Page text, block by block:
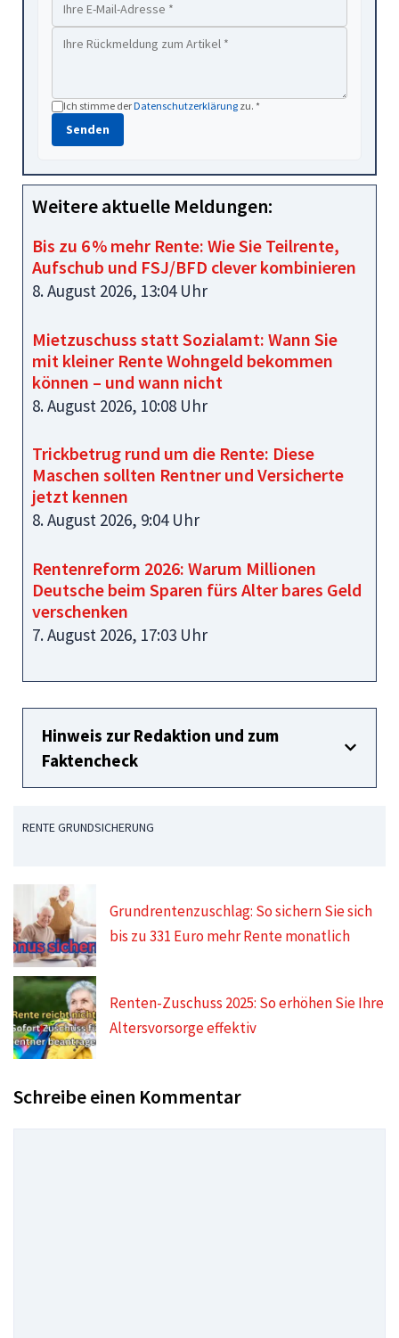
Ich stimme derDatenschutzerklärung zu. *
Senden
Weitere aktuelle Meldungen:
Bis zu 6 % mehr Rente: Wie Sie Teilrente,
Aufschub und FSJ/BFD clever kombinieren
8. August 2026, 13:04 Uhr
Mietzuschuss statt Sozialamt: Wann Sie
mit kleiner Rente Wohngeld bekommen
können – und wann nicht
8. August 2026, 10:08 Uhr
Trickbetrug rund um die Rente: Diese
Maschen sollten Rentner und Versicherte
jetzt kennen
8. August 2026, 9:04 Uhr
Rentenreform 2026: Warum Millionen
Deutsche beim Sparen fürs Alter bares Geld
verschenken
7. August 2026, 17:03 Uhr
Hinweis zur Redaktion und zum
Faktencheck
RENTE GRUNDSICHERUNG
Grundrentenzuschlag: So sichern Sie sich
bis zu 331 Euro mehr Rente monatlich
Renten-Zuschuss 2025: So erhöhen Sie Ihre
Altersvorsorge effektiv
Schreibe einen Kommentar